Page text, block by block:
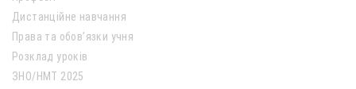
Дистанційне навчання
Права та обов’язки учня
Розклад уроків
ЗНО/НМТ 2025